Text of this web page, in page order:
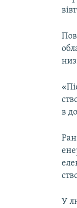
в
У